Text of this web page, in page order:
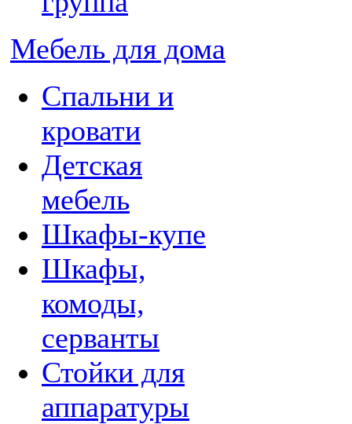
Мебель для дома
Спальни и
кровати
Детская
мебель
Шкафы-купе
Шкафы,
комоды,
серванты
Стойки для
аппаратуры